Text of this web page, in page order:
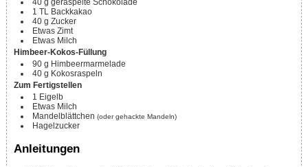
40 g geraspelte Schokolade
1 TL Backkakao
40 g Zucker
Etwas Zimt
Etwas Milch
Himbeer-Kokos-Füllung
90 g Himbeermarmelade
40 g Kokosraspeln
Zum Fertigstellen
1 Eigelb
Etwas Milch
Mandelblättchen (oder gehackte Mandeln)
Hagelzucker
Anleitungen